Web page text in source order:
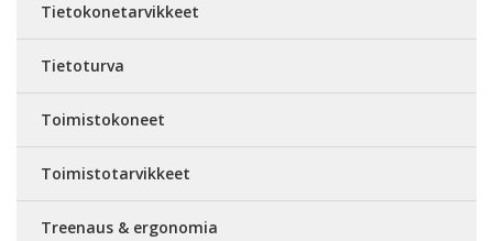
Tietokonetarvikkeet
Tietoturva
Toimistokoneet
Toimistotarvikkeet
Treenaus & ergonomia